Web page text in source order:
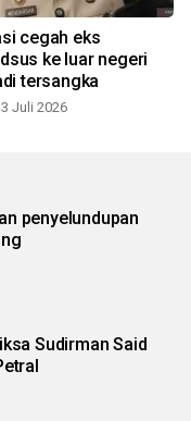
cegah eks
ke luar negeri
tersangka
Juli 2026
penyelundupan
Sudirman Said